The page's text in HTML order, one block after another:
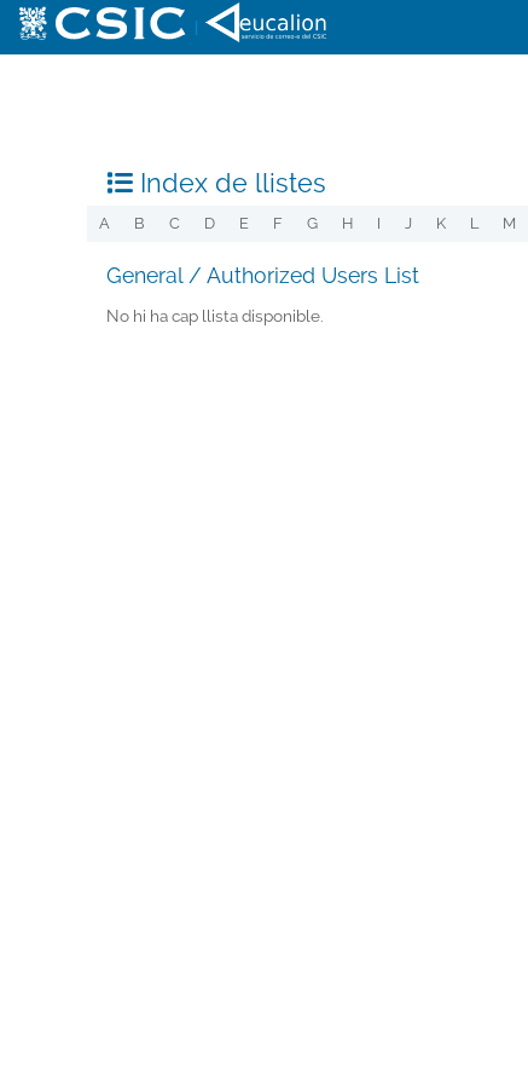
Index de llistes
A B C D E F G H I J K L M
General / Authorized Users List
No hi ha cap llista disponible.